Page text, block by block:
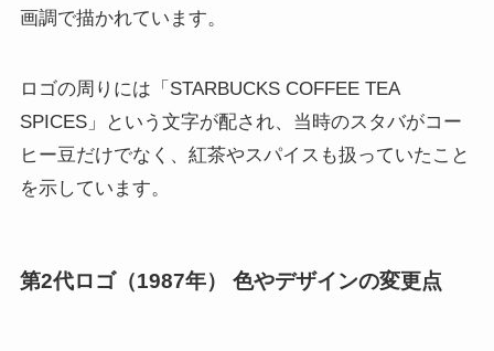
画調で描かれています。
ロゴの周りには「STARBUCKS COFFEE TEA
SPICES」という文字が配され、当時のスタバがコー
ヒー豆だけでなく、紅茶やスパイスも扱っていたこと
を示しています。
第2代ロゴ（1987年） 色やデザインの変更点